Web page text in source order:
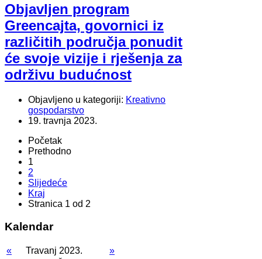
Objavljen program
Greencajta, govornici iz
različitih područja ponudit
će svoje vizije i rješenja za
održivu budućnost
Objavljeno u kategoriji: Kreativno
gospodarstvo
19. travnja 2023.
Početak
Prethodno
1
2
Slijedeće
Kraj
Stranica 1 od 2
Kalendar
« Travanj 2023.
»